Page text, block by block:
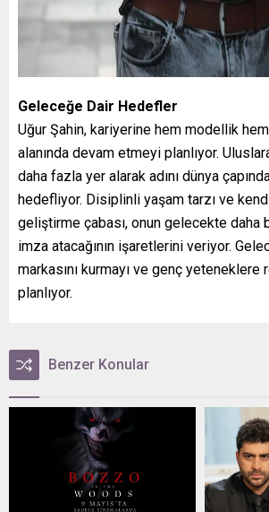
Geleceğe Dair Hedefler
Uğur Şahin, kariyerine hem modellik
alanında devam etmeyi planlıyor.
daha fazla yer alarak adını dünya
hedefliyor. Disiplinli yaşam tarzı ve
geliştirme çabası, onun gelecekte daha
imza atacağının işaretlerini veriyor.
markasını kurmayı ve genç
planlıyor.
Benzer Konular